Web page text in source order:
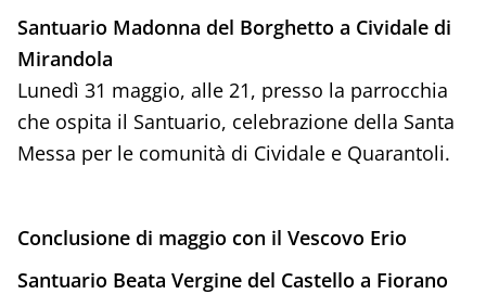
Santuario Madonna del Borghetto a Cividale di
Mirandola
Lunedì 31 maggio, alle 21, presso la parrocchia
che ospita il Santuario, celebrazione della Santa
Messa per le comunità di Cividale e Quarantoli.
Conclusione di maggio con il Vescovo Erio
Santuario Beata Vergine del Castello a Fiorano